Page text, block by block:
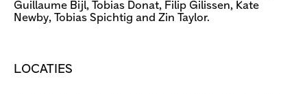
Guillaume Bijl, Tobias Donat, Filip Gilissen, Kate
Newby, Tobias Spichtig and Zin Taylor.
LOCATIES